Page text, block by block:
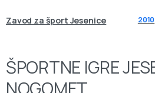
Zavod za šport Jesenice 2010
ŠPORTNE IGRE
NOGOMET